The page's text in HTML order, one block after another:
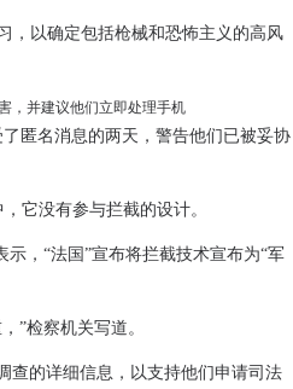
，以确定包括枪械和恐怖主义的高风
，并建议他们立即处理手机
匿名消息的两天，警告他们已被妥协
它没有参与拦截的设计。
，“法国”宣布将拦截技术宣布为“军
”检察机关写道。
查的详细信息，以支持他们申请司法